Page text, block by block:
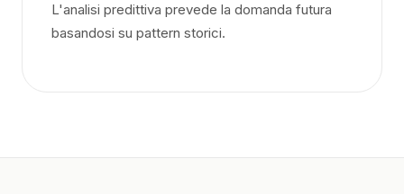
L'analisi predittiva prevede la domanda futura
basandosi su pattern storici.